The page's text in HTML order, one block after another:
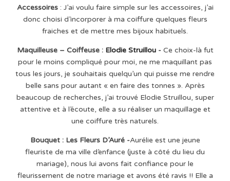
Accessoires: J’ai voulu faire simple sur les accessoires, j’ai
donc choisi d’incorporer à ma coiffure quelques fleurs
fraiches et de mettre mes bijoux habituels.
Maquilleuse – Coiffeuse : Elodie Struillou - Ce choix-là fut
pour le moins compliqué pour moi, ne me maquillant pas
tous les jours, je souhaitais quelqu’un qui puisse me rendre
belle sans pour autant « en faire des tonnes ». Après
beaucoup de recherches, j’ai trouvé Elodie Struillou, super
attentive et à l’écoute, elle a su réaliser un maquillage et
une coiffure très naturels.
Bouquet : Les Fleurs D’Auré -Aurélie est une jeune
fleuriste de ma ville d’enfance (juste à côté du lieu du
mariage), nous lui avons fait confiance pour le
fleurissement de notre mariage et avons été ravis !! Elle a